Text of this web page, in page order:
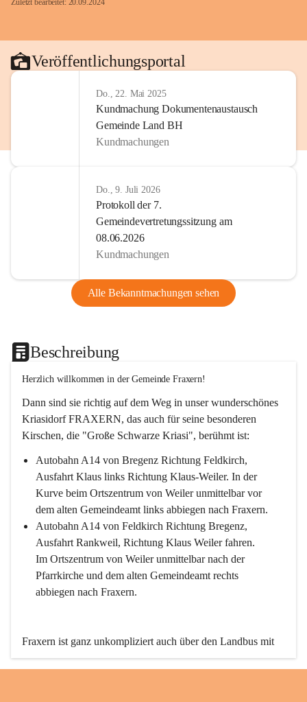
Zuletzt bearbeitet: 20.09.2024
Veröffentlichungsportal
Do., 22. Mai 2025
Kundmachung Dokumentenaustausch
Gemeinde Land BH
Kundmachungen
Do., 9. Juli 2026
Protokoll der 7.
Gemeindevertretungssitzung am
08.06.2026
Kundmachungen
Alle Bekanntmachungen sehen
Beschreibung
Herzlich willkommen in der Gemeinde Fraxern!
Dann sind sie richtig auf dem Weg in unser wunderschönes
Kriasidorf FRAXERN, das auch für seine besonderen
Kirschen, die "Große Schwarze Kriasi", berühmt ist:
Autobahn A14 von Bregenz Richtung Feldkirch,
Ausfahrt Klaus links Richtung Klaus-Weiler. In der
Kurve beim Ortszentrum von Weiler unmittelbar vor
dem alten Gemeindeamt links abbiegen nach Fraxern.
Autobahn A14 von Feldkirch Richtung Bregenz,
Ausfahrt Rankweil, Richtung Klaus Weiler fahren.
Im Ortszentrum von Weiler unmittelbar nach der
Pfarrkirche und dem alten Gemeindeamt rechts
abbiegen nach Fraxern.
Fraxern ist ganz unkompliziert auch über den Landbus mit
den öffentlichen Verkehrsmitteln zu erreichen. Die Linie